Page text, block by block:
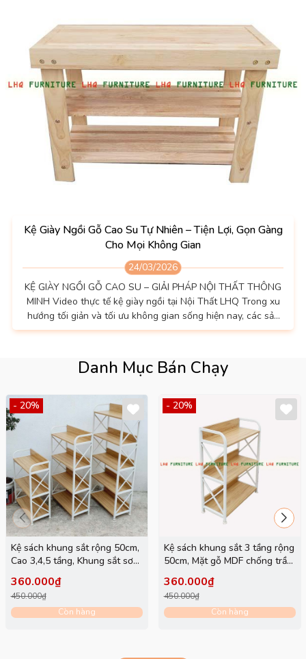
Kệ Giày Ngồi Gỗ Cao Su Tự Nhiên – Tiện Lợi, Gọn Gàng
Cho Mọi Không Gian
24/03/2026
KỆ GIÀY NGỒI GỖ CAO SU – GIẢI PHÁP NỘI THẤT THÔNG
MINH Video thực tế kệ giày ngồi tại Nội Thất LHQ Trong xu
hướng tối giản và tối ưu không gian sống hiện nay, các sản
phẩm nội thất đa năng ngày càng được ưa chuộng. Kệ giày
hòa giữa công năng lưu trữ và tiện ích sử dụng hằng ngày.
Với thiết kế nhỏ gọn...
Danh Mục Bán Chạy
- 20%
Kệ sách khung sắt rộng 50cm,
Cao 3,4,5 tầng, Khung sắt sơn
tĩnh điện, Gỗ MDF chống trầy
360.000₫
450.000₫
Còn hàng
- 20%
Kệ sách khung sắt 3 tầng rộng
50cm, Mặt gỗ MDF chống trầy,
Thiết kế tháo lắp, Màu xanh,
hồng, tự nhiên, walnut
360.000₫
450.000₫
Còn hàng